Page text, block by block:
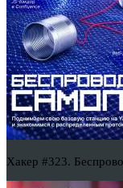
Хакер #323.